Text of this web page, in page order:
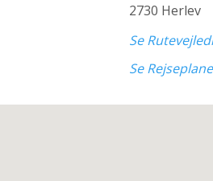
2730 Herlev
Se
Se